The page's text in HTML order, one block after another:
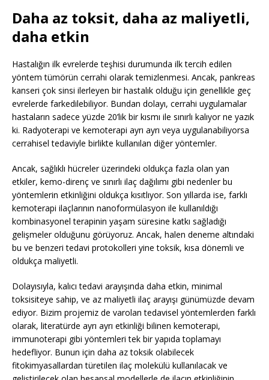
Daha az toksit, daha az maliyetli,
daha etkin
Hastalığın ilk evrelerde teşhisi durumunda ilk tercih edilen
yöntem tümörün cerrahi olarak temizlenmesi. Ancak, pankreas
kanseri çok sinsi ilerleyen bir hastalık olduğu için genellikle geç
evrelerde farkedilebiliyor. Bundan dolayı, cerrahi uygulamalar
hastaların sadece yüzde 20’lik bir kısmı ile sınırlı kalıyor ne yazık
ki. Radyoterapi ve kemoterapi ayrı ayrı veya uygulanabiliyorsa
cerrahisel tedaviyle birlikte kullanılan diğer yöntemler.
Ancak, sağlıklı hücreler üzerindeki oldukça fazla olan yan
etkiler, kemo-direnç ve sınırlı ilaç dağılımı gibi nedenler bu
yöntemlerin etkinliğini oldukça kısıtlıyor. Son yıllarda ise, farklı
kemoterapi ilaçlarının nanoformülasyon ile kullanıldığı
kombinasyonel terapinin yaşam süresine katkı sağladığı
gelişmeler olduğunu görüyoruz. Ancak, halen deneme altındaki
bu ve benzeri tedavi protokolleri yine toksik, kısa dönemli ve
oldukça maliyetli.
Dolayısıyla, kalıcı tedavi arayışında daha etkin, minimal
toksisiteye sahip, ve az maliyetli ilaç arayışı günümüzde devam
ediyor. Bizim projemiz de varolan tedavisel yöntemlerden farklı
olarak, literatürde ayrı ayrı etkinliği bilinen kemoterapi,
immunoterapi gibi yöntemleri tek bir yapıda toplamayı
hedefliyor. Bunun için daha az toksik olabilecek
fitokimyasallardan türetilen ilaç molekülü kullanılacak ve